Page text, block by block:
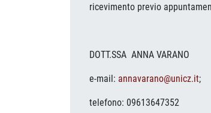
ricevimento previo
DOTT.SSA ANNA VARANO
e-mail: annavarano@unicz.it;
telefono: 09613647352